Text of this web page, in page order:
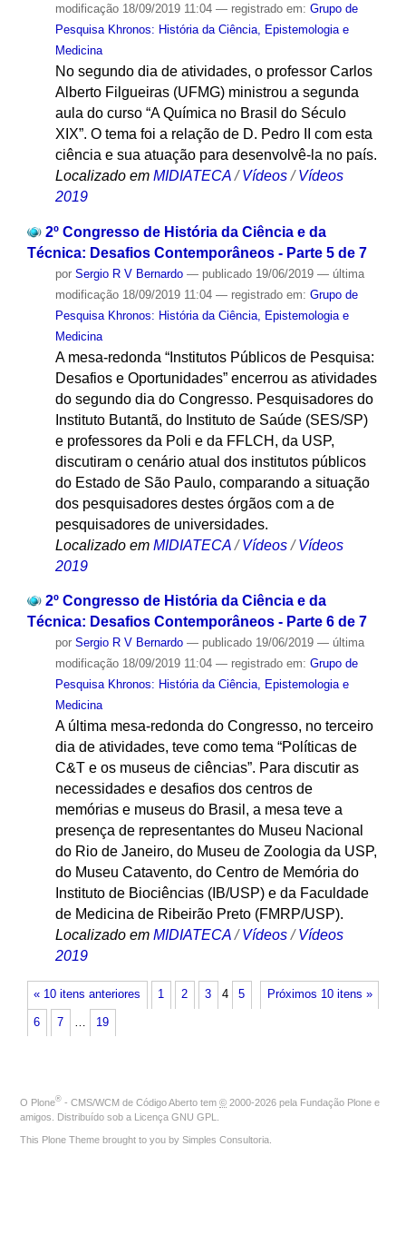
modificação18/09/2019 11:04 — registrado em: Grupo de
Pesquisa Khronos: História da Ciência, Epistemologia e
Medicina
No segundo dia de atividades, o professor Carlos
Alberto Filgueiras (UFMG) ministrou a segunda
aula do curso “A Química no Brasil do Século
XIX”. O tema foi a relação de D. Pedro II com esta
ciência e sua atuação para desenvolvê-la no país.
Localizado em MIDIATECA /Vídeos /Vídeos
2019
2º Congresso de História da Ciência e da
Técnica: Desafios Contemporâneos - Parte 5 de 7
por Sergio R V Bernardo — publicado19/06/2019 — última
modificação18/09/2019 11:04 — registrado em: Grupo de
Pesquisa Khronos: História da Ciência, Epistemologia e
Medicina
A mesa-redonda “Institutos Públicos de Pesquisa:
Desafios e Oportunidades” encerrou as atividades
do segundo dia do Congresso. Pesquisadores do
Instituto Butantã, do Instituto de Saúde (SES/SP)
e professores da Poli e da FFLCH, da USP,
discutiram o cenário atual dos institutos públicos
do Estado de São Paulo, comparando a situação
dos pesquisadores destes órgãos com a de
pesquisadores de universidades.
Localizado em MIDIATECA /Vídeos /Vídeos
2019
2º Congresso de História da Ciência e da
Técnica: Desafios Contemporâneos - Parte 6 de 7
por Sergio R V Bernardo — publicado19/06/2019 — última
modificação18/09/2019 11:04 — registrado em: Grupo de
Pesquisa Khronos: História da Ciência, Epistemologia e
Medicina
A última mesa-redonda do Congresso, no terceiro
dia de atividades, teve como tema “Políticas de
C&T e os museus de ciências”. Para discutir as
necessidades e desafios dos centros de
memórias e museus do Brasil, a mesa teve a
presença de representantes do Museu Nacional
do Rio de Janeiro, do Museu de Zoologia da USP,
do Museu Catavento, do Centro de Memória do
Instituto de Biociências (IB/USP) e da Faculdade
de Medicina de Ribeirão Preto (FMRP/USP).
Localizado em MIDIATECA /Vídeos /Vídeos
2019
« 10 itens anteriores Próximos 10 itens »
1 2 3 4 5
6 7 … 19
O Plone® - CMS/WCM de Código Aberto tem © 2000-2026 pela Fundação Plone e
amigos. Distribuído sob a Licença GNU GPL
This Plone Theme brought to you by Simples Consultoria